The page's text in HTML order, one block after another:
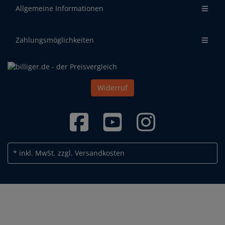
Allgemeine Informationen
Zahlungsmöglichkeiten
Widerruf
* inkl. MwSt. zzgl. Versandkosten